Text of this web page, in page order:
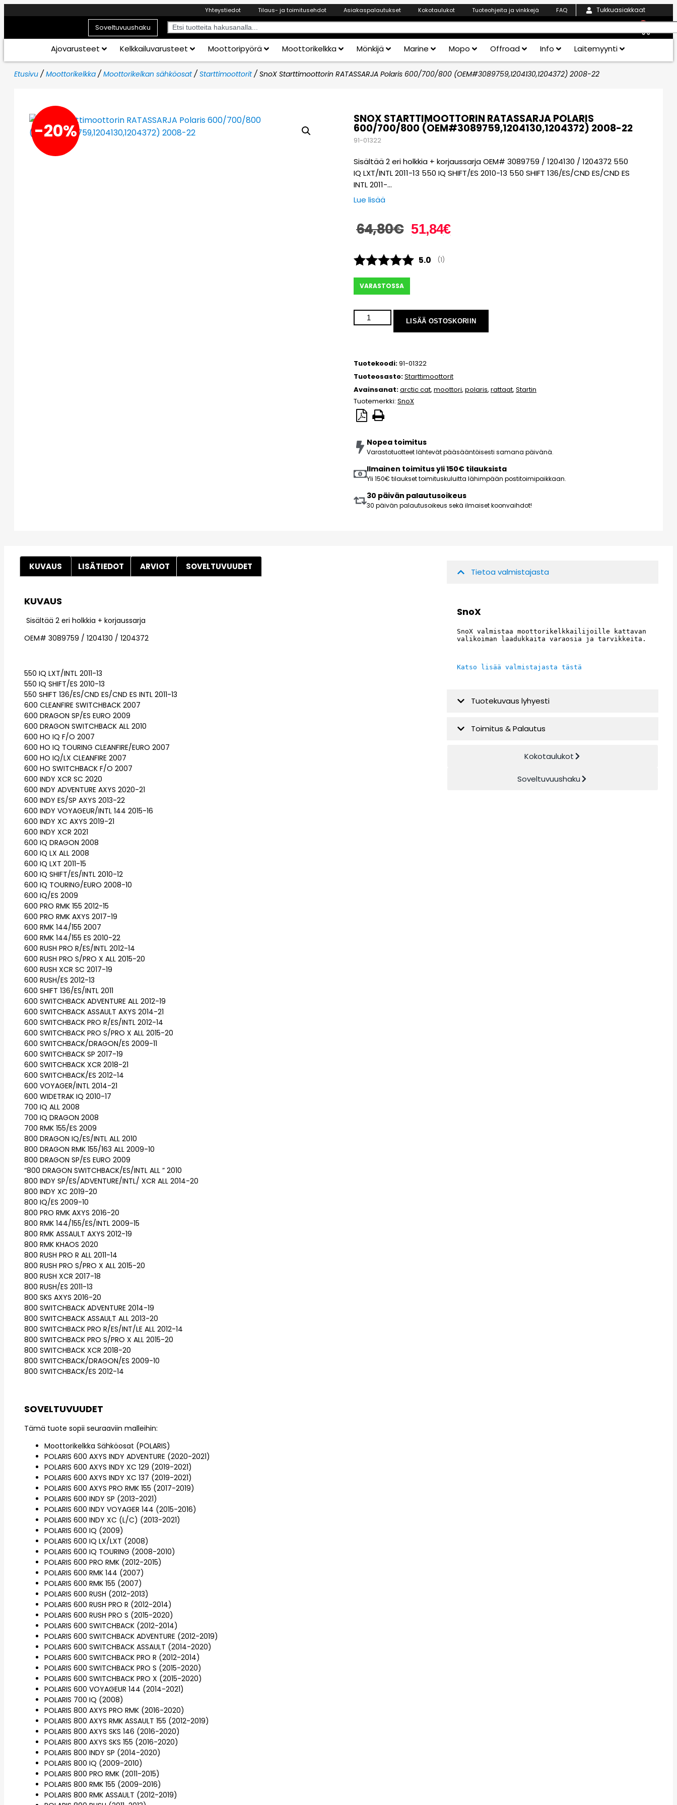
Yhteystiedot Tilaus- ja toimitusehdot Asiakaspalautukset Kokotaulukot Tuoteohjeita ja vinkkejä FAQ Tukkuasiakkaat
Soveltuvuushaku 0
Ajovarusteet Kelkkailuvarusteet Moottoripyörä Moottorikelkka Mönkijä Marine Mopo Offroad Info Laitemyynti
Etusivu / Moottorikelkka / Moottorikelkan sähköosat/ Starttimoottorit/ SnoX Starttimoottorin RATASSARJA Polaris 600/700/800 (OEM#3089759,1204130,1204372) 2008-22
-20%
SNOX STARTTIMOOTTORIN RATASSARJA POLARIS
600/700/800 (OEM#3089759,1204130,1204372) 2008-22
91-01322
Sisältää 2 eri holkkia + korjaussarja OEM# 3089759 / 1204130 / 1204372 550
IQ LXT/INTL 2011-13 550 IQ SHIFT/ES 2010-13 550 SHIFT 136/ES/CND ES/CND ES
INTL 2011-…
Lue lisää
64,80€ 51,84€
Keskimääräinen luokitus:
5.0 (äänet:
1)
VARASTOSSA
LISÄÄ OSTOSKORIIN
Tuotekoodi:91-01322
Tuoteosasto:Starttimoottorit
Avainsanat:arctic cat, moottori, polaris, rattaat, Startin
Tuotemerkki: SnoX
Nopea toimitus
Varastotuotteet lähtevät pääsääntöisesti samana päivänä.
Ilmainen toimitus yli 150€ tilauksista
Yli 150€ tilaukset toimituskuluitta lähimpään postitoimipaikkaan.
30 päivän palautusoikeus
30 päivän palautusoikeus sekä ilmaiset koonvaihdot!
KUVAUS LISÄTIEDOT ARVIOT SOVELTUVUUDET
KUVAUS
Sisältää 2 eri holkkia + korjaussarja
OEM# 3089759 / 1204130 / 1204372
550 IQ LXT/INTL 2011-13
550 IQ SHIFT/ES 2010-13
550 SHIFT 136/ES/CND ES/CND ES INTL 2011-13
600 CLEANFIRE SWITCHBACK 2007
600 DRAGON SP/ES EURO 2009
600 DRAGON SWITCHBACK ALL 2010
600 HO IQ F/O 2007
600 HO IQ TOURING CLEANFIRE/EURO 2007
600 HO IQ/LX CLEANFIRE 2007
600 HO SWITCHBACK F/O 2007
600 INDY XCR SC 2020
600 INDY ADVENTURE AXYS 2020-21
600 INDY ES/SP AXYS 2013-22
600 INDY VOYAGEUR/INTL 144 2015-16
600 INDY XC AXYS 2019-21
600 INDY XCR 2021
600 IQ DRAGON 2008
600 IQ LX ALL 2008
600 IQ LXT 2011-15
600 IQ SHIFT/ES/INTL 2010-12
600 IQ TOURING/EURO 2008-10
600 IQ/ES 2009
600 PRO RMK 155 2012-15
600 PRO RMK AXYS 2017-19
600 RMK 144/155 2007
600 RMK 144/155 ES 2010-22
600 RUSH PRO R/ES/INTL 2012-14
600 RUSH PRO S/PRO X ALL 2015-20
600 RUSH XCR SC 2017-19
600 RUSH/ES 2012-13
600 SHIFT 136/ES/INTL 2011
600 SWITCHBACK ADVENTURE ALL 2012-19
600 SWITCHBACK ASSAULT AXYS 2014-21
600 SWITCHBACK PRO R/ES/INTL 2012-14
600 SWITCHBACK PRO S/PRO X ALL 2015-20
600 SWITCHBACK/DRAGON/ES 2009-11
600 SWITCHBACK SP 2017-19
600 SWITCHBACK XCR 2018-21
600 SWITCHBACK/ES 2012-14
600 VOYAGER/INTL 2014-21
600 WIDETRAK IQ 2010-17
700 IQ ALL 2008
700 IQ DRAGON 2008
700 RMK 155/ES 2009
800 DRAGON IQ/ES/INTL ALL 2010
800 DRAGON RMK 155/163 ALL 2009-10
800 DRAGON SP/ES EURO 2009
“800 DRAGON SWITCHBACK/ES/INTL ALL ” 2010
800 INDY SP/ES/ADVENTURE/INTL/ XCR ALL 2014-20
800 INDY XC 2019-20
800 IQ/ES 2009-10
800 PRO RMK AXYS 2016-20
800 RMK 144/155/ES/INTL 2009-15
800 RMK ASSAULT AXYS 2012-19
800 RMK KHAOS 2020
800 RUSH PRO R ALL 2011-14
800 RUSH PRO S/PRO X ALL 2015-20
800 RUSH XCR 2017-18
800 RUSH/ES 2011-13
800 SKS AXYS 2016-20
800 SWITCHBACK ADVENTURE 2014-19
800 SWITCHBACK ASSAULT ALL 2013-20
800 SWITCHBACK PRO R/ES/INT/LE ALL 2012-14
800 SWITCHBACK PRO S/PRO X ALL 2015-20
800 SWITCHBACK XCR 2018-20
800 SWITCHBACK/DRAGON/ES 2009-10
800 SWITCHBACK/ES 2012-14
SOVELTUVUUDET
Tämä tuote sopii seuraaviin malleihin:
Moottorikelkka Sähköosat (POLARIS)
POLARIS 600 AXYS INDY ADVENTURE (2020-2021)
POLARIS 600 AXYS INDY XC 129 (2019-2021)
POLARIS 600 AXYS INDY XC 137 (2019-2021)
POLARIS 600 AXYS PRO RMK 155 (2017-2019)
POLARIS 600 INDY SP (2013-2021)
POLARIS 600 INDY VOYAGER 144 (2015-2016)
POLARIS 600 INDY XC (L/C) (2013-2021)
POLARIS 600 IQ (2009)
POLARIS 600 IQ LX/LXT (2008)
POLARIS 600 IQ TOURING (2008-2010)
POLARIS 600 PRO RMK (2012-2015)
POLARIS 600 RMK 144 (2007)
POLARIS 600 RMK 155 (2007)
POLARIS 600 RUSH (2012-2013)
POLARIS 600 RUSH PRO R (2012-2014)
POLARIS 600 RUSH PRO S (2015-2020)
POLARIS 600 SWITCHBACK (2012-2014)
POLARIS 600 SWITCHBACK ADVENTURE (2012-2019)
POLARIS 600 SWITCHBACK ASSAULT (2014-2020)
POLARIS 600 SWITCHBACK PRO R (2012-2014)
POLARIS 600 SWITCHBACK PRO S (2015-2020)
POLARIS 600 SWITCHBACK PRO X (2015-2020)
POLARIS 600 VOYAGEUR 144 (2014-2021)
POLARIS 700 IQ (2008)
POLARIS 800 AXYS PRO RMK (2016-2020)
POLARIS 800 AXYS RMK ASSAULT 155 (2012-2019)
POLARIS 800 AXYS SKS 146 (2016-2020)
POLARIS 800 AXYS SKS 155 (2016-2020)
POLARIS 800 INDY SP (2014-2020)
POLARIS 800 IQ (2009-2010)
POLARIS 800 PRO RMK (2011-2015)
POLARIS 800 RMK 155 (2009-2016)
POLARIS 800 RMK ASSAULT (2012-2019)
Tietoa valmistajasta
SnoX
SnoX valmistaa moottorikelkkailijoille kattavan
valikoiman laadukkaita varaosia ja tarvikkeita.
Katso lisää valmistajasta tästä
Tuotekuvaus lyhyesti
Toimitus & Palautus
Kokotaulukot
Soveltuvuushaku